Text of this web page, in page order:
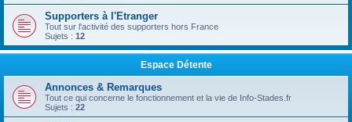
Supporters à l'Etranger
Tout sur l'activité des supporters hors France
Sujets : 12
Espace Détente
Annonces & Remarques
Tout ce qui concerne le fonctionnement et la vie de Info-Stades.fr
Sujets : 22